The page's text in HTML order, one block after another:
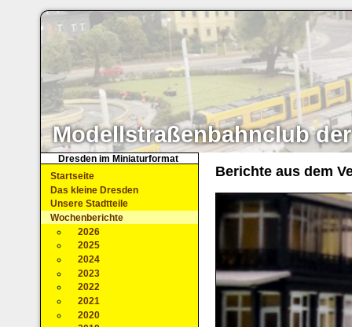
Modellstraßenbahnclub der
Berichte aus dem
Dresden im Miniaturformat
Startseite
Das kleine Dresden
Unsere Stadtteile
Wochenberichte
2026
2025
2024
2023
2022
2021
2020